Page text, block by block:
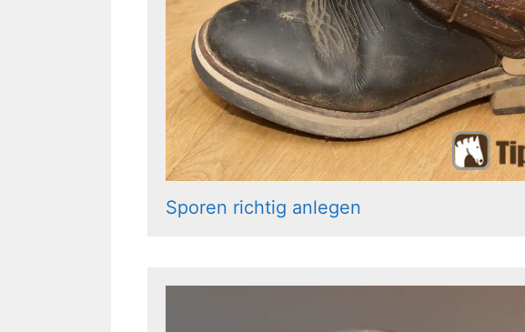
Sporen richtig anlegen